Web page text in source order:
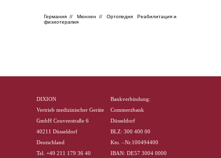
Германия // Мюнхен // Ортопедия Реабилитация и
физиотерапия
DIXION
Vertrieb medizinischer Geräte
GmbH Couvenstraße 6
40211 Düsseldorf
Deutschland
Tel. +49 211 179 36 40
Bankverbindung:
Commerzbank
Düsseldorf
BLZ: 300 400 00
Kto. –Nr.100494400
IBAN: DE57 3004 0000